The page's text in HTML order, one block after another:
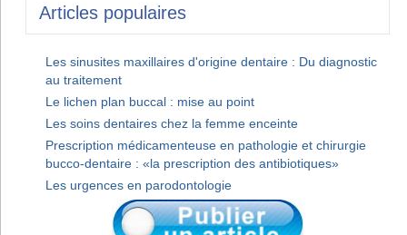
Articles populaires
Les sinusites maxillaires d'origine dentaire : Du diagnostic
au traitement
Le lichen plan buccal : mise au point
Les soins dentaires chez la femme enceinte
Prescription médicamenteuse en pathologie et chirurgie
bucco-dentaire : «la prescription des antibiotiques»
Les urgences en parodontologie